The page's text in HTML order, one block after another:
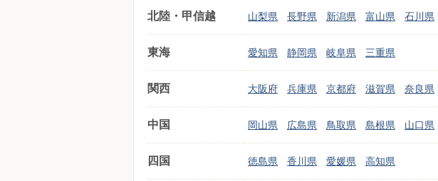
北陸・甲信越 山梨県 長野県 新潟県 富山県 石川県
東海 愛知県 静岡県 岐阜県 三重県
関西 大阪府 兵庫県 京都府 滋賀県 奈良県
中国 岡山県 広島県 鳥取県 島根県 山口県
四国 徳島県 香川県 愛媛県 高知県